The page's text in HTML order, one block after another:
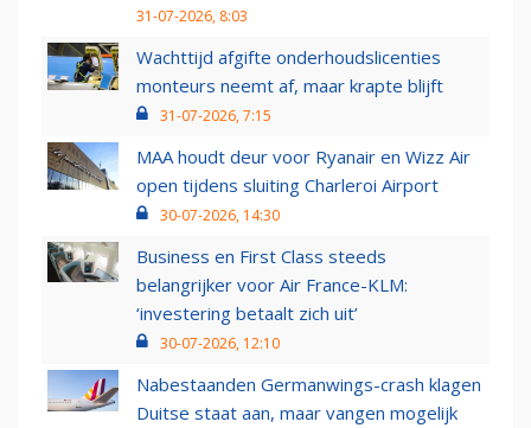
31-07-2026, 8:03
Wachttijd afgifte onderhoudslicenties
monteurs neemt af, maar krapte blijft
31-07-2026, 7:15
MAA houdt deur voor Ryanair en Wizz Air
open tijdens sluiting Charleroi Airport
30-07-2026, 14:30
Business en First Class steeds
belangrijker voor Air France-KLM:
‘investering betaalt zich uit’
30-07-2026, 12:10
Nabestaanden Germanwings-crash klagen
Duitse staat aan, maar vangen mogelijk